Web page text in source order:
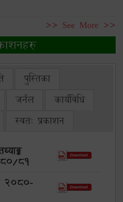
>> See More >>
पुस्तिका
जर्नल
कार्यविधि
स्वत: प्रकाशन
81
2080-